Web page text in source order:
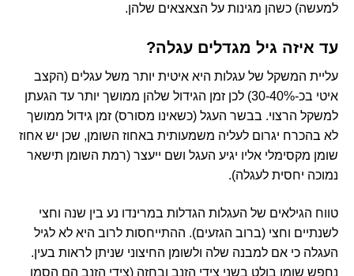
למעשה) כשהן מגינות על הצאצאים שלהן.
עד איזה גיל מגדלים עגלה?
עליית המשקל של עגלות היא איטית יותר משל עגלים (הקצב
איטי בכ-30-40%) לכן זמן הגידול שלהן ממושך יותר עד הגעתן
למשקל הרצוי. בבשר העגל (כשאינו מסורס) זמן גידול ממושך
לא בהכרח יגרום לעליה משמעותית באחוז השומן, שכן יש אחוז
שומן מקסימלי אליו יגיע העגל ושם ייעצר (רמת השומן תישאר
נמוכה יחסית לעגלה).
טווח הגילאים של העגלות הגדלות במרינדו נע בין שנה וחצי
לשנתיים וחצי (ברוב הגזעים). ההתייחסות לרוב היא לא לגיל
העגלה כי אם למבנה שלה ולשומן החיצוני שניתן לראות בעין.
נחפש שומן בולט בשני צידי הזנב ובחזה (צידי הזנב הם הסמן